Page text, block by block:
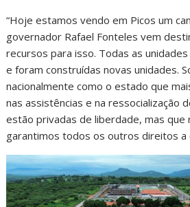
“Hoje estamos vendo em Picos um
governador Rafael Fonteles vem
recursos para isso. Todas as
e foram construídas novas unidades.
nacionalmente como o estado que
nas assistências e na ressocialização
estão privadas de liberdade, mas que
garantimos todos os outros direitos a